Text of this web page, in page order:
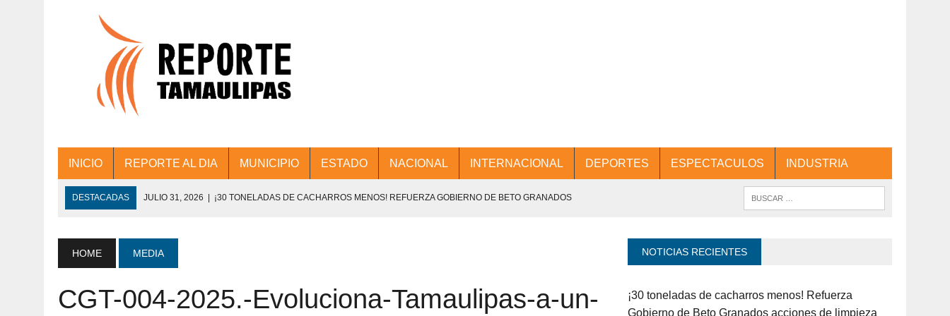
INICIO REPORTE AL DIA MUNICIPIO ESTADO NACIONAL INTERNACIONAL DEPORTES ESPECTACULOS INDUSTRIA
DESTACADAS JULIO 31, 2026 | ¡30 TONELADAS DE CACHARROS MENOS! REFUERZA GOBIERNO DE BETO GRANADOS
JULIO 30, 2026 | 💧🚰 ¡AGUA PARA LA COMUNIDAD!
JULIO 30, 2026 ¡TRABAJO EN EQUIPO Y RESULTADOS! ENCABEZA BETO GRANADOS MESA DE TRABAJO CON PRESIDENTES
HOME MEDIA
CGT-004-2025.-Evoluciona-Tamaulipas-a-un-
NOTICIAS RECIENTES
¡30 toneladas de cacharros menos! Refuerza
Gobierno de Beto Granados acciones de limpieza